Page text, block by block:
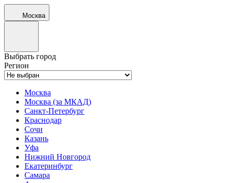
Москва
Выбрать город
Регион
Москва
Москва (за МКАД)
Санкт-Петербург
Краснодар
Сочи
Казань
Уфа
Нижний Новгород
Екатеринбург
Самара